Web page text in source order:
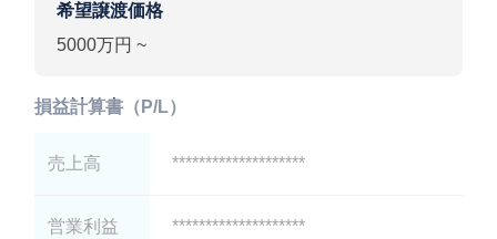
希望譲渡価格
5000万円 ~
損益計算書（P/L）
売上高 ********************
営業利益 ********************